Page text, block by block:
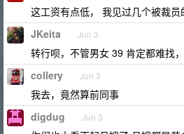
这工资有点低， 我见过几个被裁
JKeita Jun 3
转行呗，不管男女 39 肯定都难找
collery Jun 3
我去，竟然算前同事
digdug Jun 3